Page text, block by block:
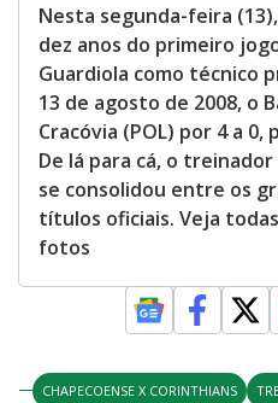
Nesta segunda-feira
dez anos do primeiro
Guardiola como técnico
13 de agosto de 2008, o
Cracóvia (POL) por 4 a 0,
De lá para cá, o
se consolidou entre os
títulos oficiais. Veja
fotos
CHAPECOENSE X CORINTHIANS